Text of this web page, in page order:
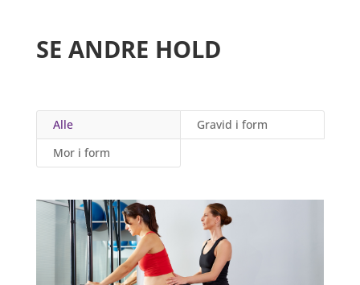
SE ANDRE HOLD
Alle
Gravid i form
Mor i form